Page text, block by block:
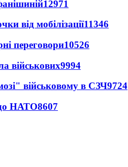
12971
від мобілізації11346
переговори10526
військових9994
військовому в СЗЧ9724
НАТО8607